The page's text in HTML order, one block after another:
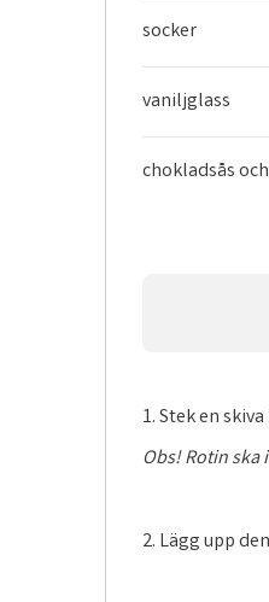
socker
vaniljglass
chokladsås
1. Stek en
Obs! Rotin
2. Lägg upp